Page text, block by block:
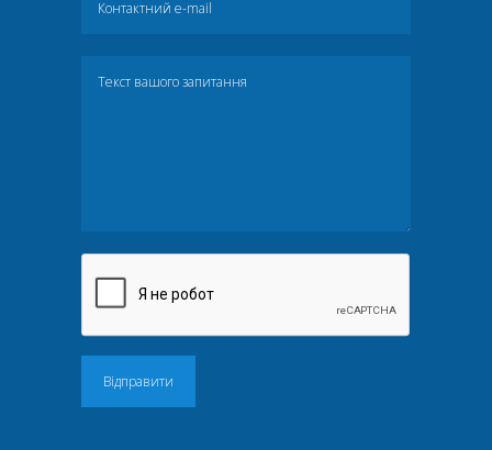
Відправити